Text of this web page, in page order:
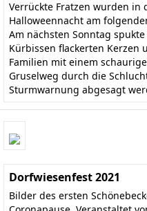
Verrückte Fratzen wurden
Halloweennacht am
Am nächsten Sonntag
Kürbissen flackerten Kerzen
Familien mit einem
Gruselweg durch die
Sturmwarnung abgesagt
Dorfwiesenfest 2021
Bilder des ersten